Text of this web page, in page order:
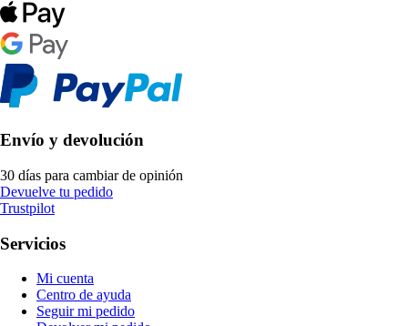
Envío y devolución
30 días para cambiar de opinión
Devuelve tu pedido
Trustpilot
Servicios
Mi cuenta
Centro de ayuda
Seguir mi pedido